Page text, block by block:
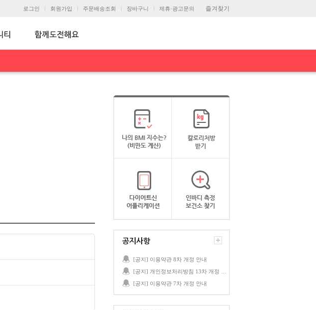
즐겨찾기
로그인 회원가입 주문배송조회 장바구니 제휴·광고문의
공지사항
[공지] 이용약관 8차 개정 안내
[공지] 이용약관 7차 개정 안내